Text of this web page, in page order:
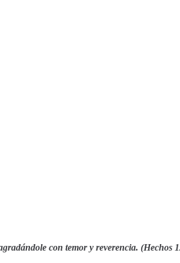
con temor y reverencia. (Hechos